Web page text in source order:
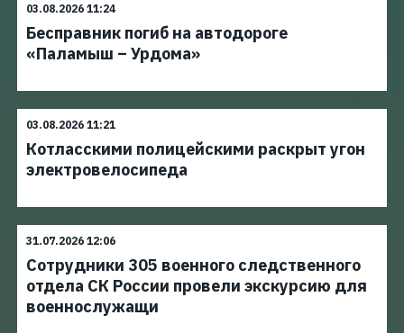
03.08.2026 11:24
Бесправник погиб на автодороге
«Паламыш – Урдома»
03.08.2026 11:21
Котласскими полицейскими раскрыт угон
электровелосипеда
31.07.2026 12:06
Сотрудники 305 военного следственного
отдела СК России провели экскурсию для
военнослужащи